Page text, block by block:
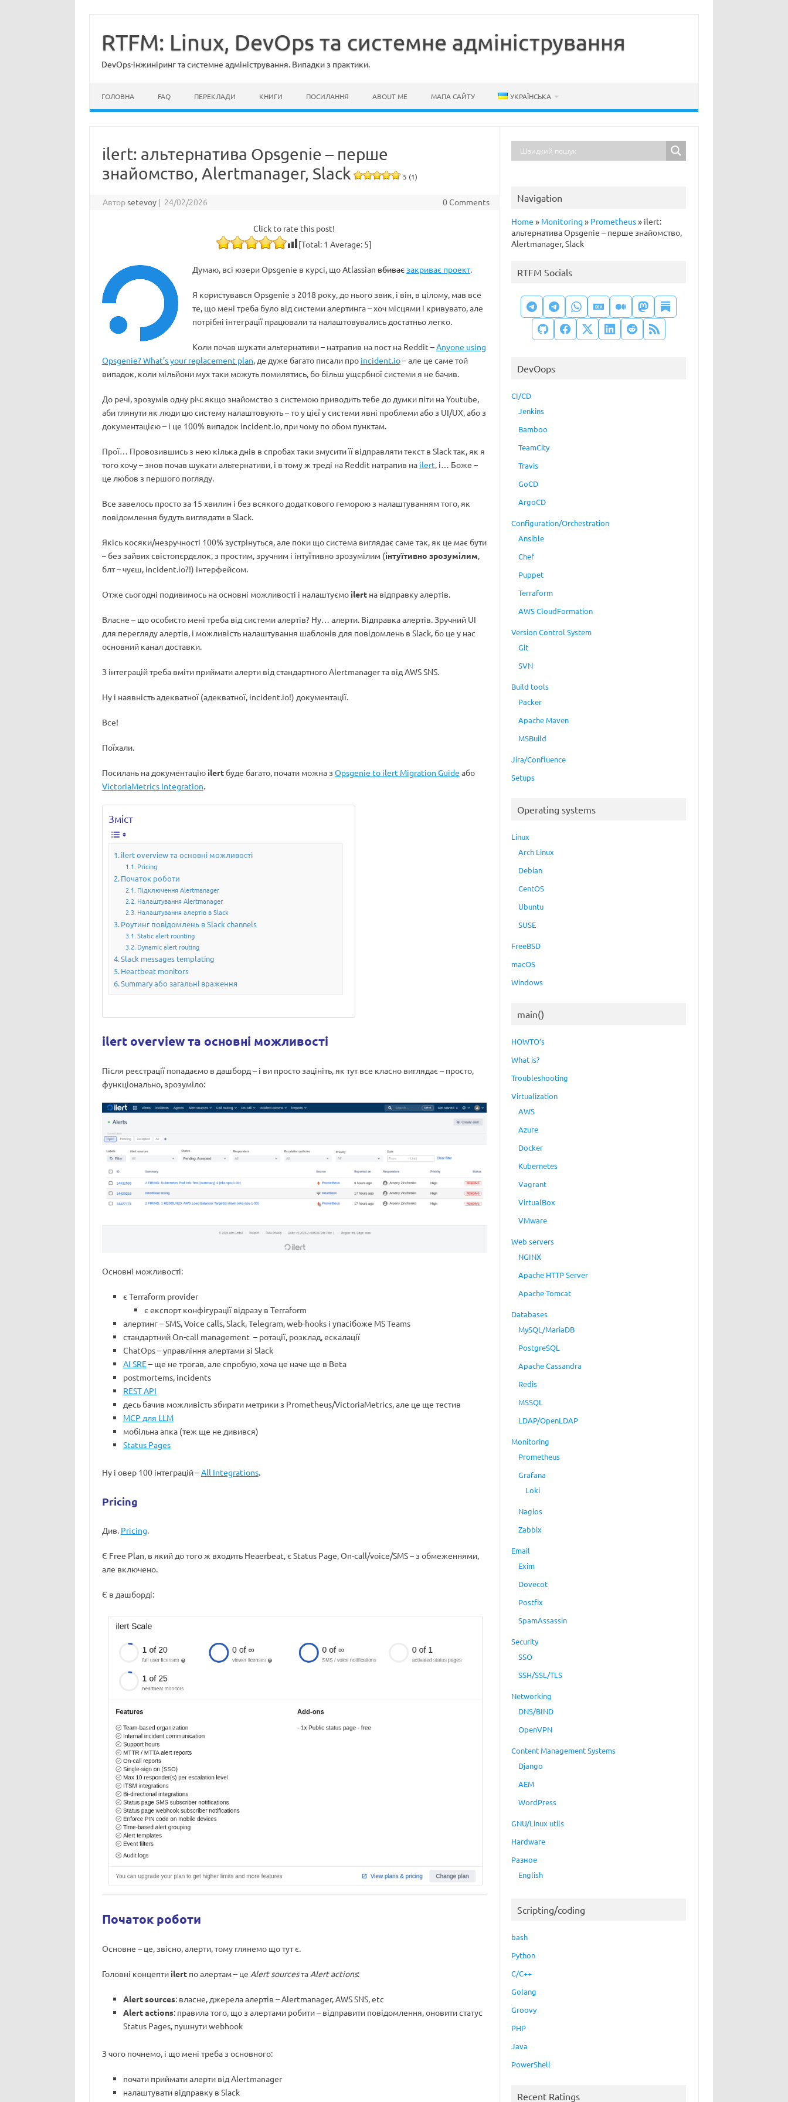
вмістуRTFM: Linux, DevOps та системне адміністрування
DevOps-інжиніринг та системне адміністрування. Випадки з практики.
ГОЛОВНА FAQ ПЕРЕКЛАДИ КНИГИ ПОСИЛАННЯ ABOUT ME МАПА САЙТУ УКРАЇНСЬКА
ilert: альтернатива Opsgenie – перше
знайомство, Alertmanager, Slack
5 (1)
Авторsetevoy | 24/02/2026 0 Comments
Click to rate this post!
[Total: 1 Average: 5]
Думаю, всі юзери Opsgenie в курсі, що Atlassianвбиваєзакриває проект.
Я користувався Opsgenie з 2018 року, до нього звик, і він, в цілому, мав все
те, що мені треба було від системи алертинга – хоч місцями і кривувато, але
потрібні інтеграції працювали та налаштовувались достатньо легко.
Коли почав шукати альтернативи – натрапив на пост на Reddit –Anyone using
Opsgenie? What’s your replacement plan, де дуже багато писали про incident.io– але це саме той
випадок, коли мільйони мух таки можуть помилятись, бо більш ущєрбної системи я не бачив.
До речі, зрозумів одну річ: якщо знайомство з системою приводить тебе до думки піти на Youtube,
аби глянути як люди цю систему налаштовують – то у цієї у системи явні проблеми або з UI/UX, або з
документацією – і це 100% випадок incident.io, при чому по обом пунктам.
Прої… Провозившись з нею кілька днів в спробах таки змусити її відправляти текст в Slack так, як я
того хочу – знов почав шукати альтернативи, і в тому ж треді на Reddit натрапив на ilert, і… Боже –
це любов з першого погляду.
Все завелось просто за 15 хвилин і без всякого додаткового геморою з налаштуванням того, як
повідомлення будуть виглядати в Slack.
Якісь косяки/незручності 100% зустрінуться, але поки що система виглядає саме так, як це має бути
– без зайвих свістопєрдєлок, з простим, зручним і інтуїтивно зрозумілим (інтуїтивно зрозумілим,
блт – чуєш, incident.io?!) інтерфейсом.
Отже сьогодні подивимось на основні можливості і налаштуємо ilertна відправку алертів.
Власне – що особисто мені треба від системи алертів? Ну… алерти. Відправка алертів. Зручний UI
для перегляду алертів, і можливість налаштування шаблонів для повідомлень в Slack, бо це у нас
основний канал доставки.
З інтеграцій треба вміти приймати алерти від стандартного Alertmanager та від AWS SNS.
Ну і наявність адекватної (адекватної, incident.io!) документації.
Все!
Поїхали.
Посилань на документацію ilertбуде багато, почати можна з Opsgenie to ilert Migration Guide або
VictoriaMetrics Integration.
Зміст
ilert overview та основні можливості
Pricing
Початок роботи
Підключення Alertmanager
Налаштування Alertmanager
Налаштування алертів в Slack
Роутинг повідомлень в Slack channels
Static alert rounting
Dynamic alert routing
Slack messages templating
Heartbeat monitors
Summary або загальні враження
ilert overview та основні можливості
Після реєстрації попадаємо в дашборд – і ви просто зацініть, як тут все класно виглядає – просто,
функціонально, зрозуміло:
Основні можливості:
є Terraform provider
є експорт конфігурації відразу в Terraform
алертинг – SMS, Voice calls, Slack, Telegram, web-hooks і упасібоже MS Teams
стандартний On-call management – ротації, розклад, ескалації
ChatOps – управління алертами зі Slack
AI SRE– ще не трогав, але спробую, хоча це наче ще в Beta
postmortems, incidents
REST API
десь бачив можливість збирати метрики з Prometheus/VictoriaMetrics, але це ще тестив
MCP для LLM
мобільна апка (теж ще не дивився)
Status Pages
Ну і овер 100 інтеграцій –All Integrations.
Pricing
Див. Pricing.
Є Free Plan, в який до того ж входить Heaerbeat, є Status Page, On-call/voice/SMS – з обмеженнями,
але включено.
Є в дашборді:
Початок роботи
Основне – це, звісно, алерти, тому глянемо що тут є.
Головні концепти ilertпо алертам – це Alert sourcesта Alert actions:
Alert sources: власне, джерела алертів – Alertmanager, AWS SNS, etc
Alert actions: правила того, що з алертами робити – відправити повідомлення, оновити статус
Status Pages, пушнути webhook
З чого почнемо, і що мені треба з основного:
почати приймати алерти від Alertmanager
налаштувати відправку в Slack
Navigation
Home » Monitoring » Prometheus» ilert:
альтернатива Opsgenie – перше знайомство,
Alertmanager, Slack
RTFM Socials
DevOops
CI/CD
Jenkins
Bamboo
TeamCity
Travis
GoCD
ArgoCD
Configuration/Orchestration
Ansible
Chef
Puppet
Terraform
AWS CloudFormation
Version Control System
Git
SVN
Build tools
Packer
Apache Maven
MSBuild
Jira/Confluence
Setups
Operating systems
Linux
Arch Linux
Debian
CentOS
Ubuntu
SUSE
FreeBSD
macOS
Windows
main()
HOWTO’s
What is?
Troubleshooting
Virtualization
AWS
Azure
Docker
Kubernetes
Vagrant
VirtualBox
VMware
Web servers
NGINX
Apache HTTP Server
Apache Tomcat
Databases
MySQL/MariaDB
PostgreSQL
Apache Cassandra
Redis
MSSQL
LDAP/OpenLDAP
Monitoring
Prometheus
Grafana
Loki
Nagios
Zabbix
Email
Exim
Dovecot
Postfix
SpamAssassin
Security
SSO
SSH/SSL/TLS
Networking
DNS/BIND
OpenVPN
Content Management Systems
Django
AEM
WordPress
GNU/Linux utils
Hardware
Разное
English
Scripting/coding
bash
Python
C/C++
Golang
Groovy
PHP
Java
PowerShell
Recent Ratings